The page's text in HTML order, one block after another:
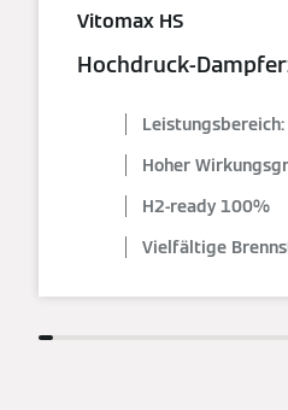
Vitomax HS
Hochdruck-
Hoher
H2-ready 100%
Vielfältige